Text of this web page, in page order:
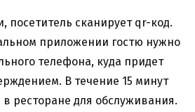
посетитель сканирует qr-код.
приложении гостю нужно
телефона, куда придет
В течение 15 минут
ресторане для обслуживания.